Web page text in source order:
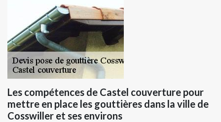
Les compétences de Castel couverture pour
mettre en place les gouttières dans la ville de
Cosswiller et ses environs